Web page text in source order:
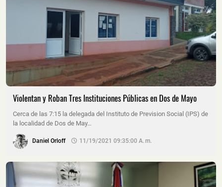
Violentan y Roban Tres Instituciones Públicas en Dos de Mayo
Cerca de las 7:15 la delegada del Instituto de Prevision Social (IPS) de
la localidad de Dos de May…
Daniel Orloff 11/19/2021 09:35:00 A. M.